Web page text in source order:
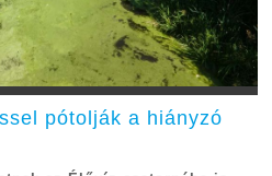
pótolják a hiányzó